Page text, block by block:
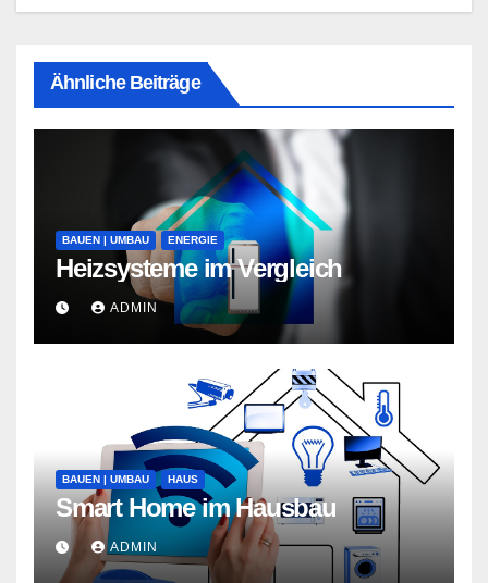
Ähnliche Beiträge
BAUEN | UMBAU ENERGIE
Heizsysteme im Vergleich
ADMIN
BAUEN | UMBAU HAUS
Smart Home im Hausbau
ADMIN